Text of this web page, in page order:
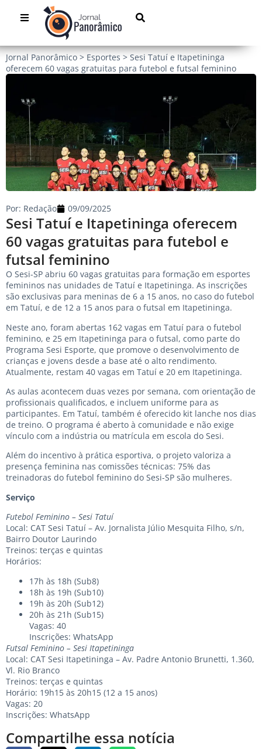
Jornal Panorâmico > Esportes > Sesi Tatuí e Itapetininga
oferecem 60 vagas gratuitas para futebol e futsal feminino
Sesi Tatuí e Itapetininga oferecem
60 vagas gratuitas para futebol e
futsal feminino
Por: Redação 09/09/2025
O Sesi-SP abriu 60 vagas gratuitas para formação em esportes
femininos nas unidades de Tatuí e Itapetininga. As inscrições
são exclusivas para meninas de 6 a 15 anos, no caso do futebol
em Tatuí, e de 12 a 15 anos para o futsal em Itapetininga.
Neste ano, foram abertas 162 vagas em Tatuí para o futebol
feminino, e 25 em Itapetininga para o futsal, como parte do
Programa Sesi Esporte, que promove o desenvolvimento de
crianças e jovens desde a base até o alto rendimento.
Atualmente, restam 40 vagas em Tatuí e 20 em Itapetininga.
As aulas acontecem duas vezes por semana, com orientação de
profissionais qualificados, e incluem uniforme para as
participantes. Em Tatuí, também é oferecido kit lanche nos dias
de treino. O programa é aberto à comunidade e não exige
vínculo com a indústria ou matrícula em escola do Sesi.
Além do incentivo à prática esportiva, o projeto valoriza a
presença feminina nas comissões técnicas: 75% das
treinadoras do futebol feminino do Sesi-SP são mulheres.
Serviço
Futebol Feminino – Sesi Tatuí
Local: CAT Sesi Tatuí – Av. Jornalista Júlio Mesquita Filho, s/n,
Bairro Doutor Laurindo
Treinos: terças e quintas
Horários:
17h às 18h (Sub8)
18h às 19h (Sub10)
19h às 20h (Sub12)
20h às 21h (Sub15)
Vagas: 40
Inscrições: WhatsApp
Futsal Feminino – Sesi Itapetininga
Local: CAT Sesi Itapetininga – Av. Padre Antonio Brunetti, 1.360,
Vl. Rio Branco
Treinos: terças e quintas
Horário: 19h15 às 20h15 (12 a 15 anos)
Vagas: 20
Inscrições: WhatsApp
Compartilhe essa notícia